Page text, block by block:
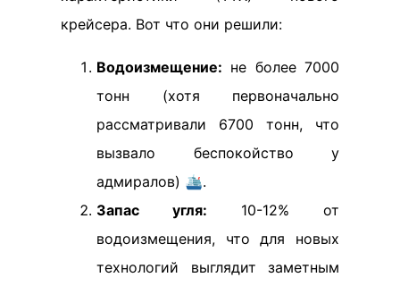
крейсера. Вот что они решили:
Водоизмещение: не более 7000
тонн (хотя первоначально
рассматривали 6700 тонн, что
вызвало беспокойство у
адмиралов) 🛳️.
Запас угля: 10-12% от
водоизмещения, что для новых
технологий выглядит заметным